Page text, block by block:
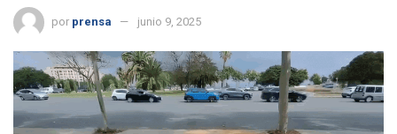
por prensa junio 9, 2025